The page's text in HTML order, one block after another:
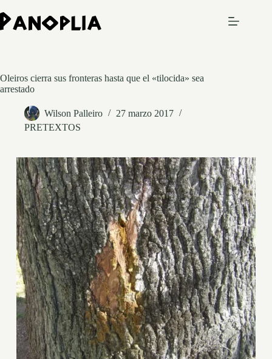
al
contenido
Oleiros cierra sus fronteras hasta que el «tilocida» sea
arrestado
Wilson Palleiro
27 marzo 2017
PRETEXTOS